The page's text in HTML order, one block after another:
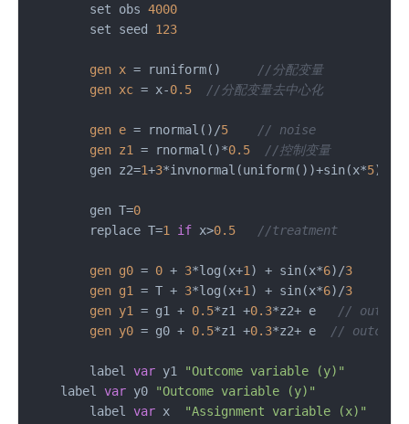
	set obs
4000
	set seed
123
gen x = runiform()
//分配变量
gen xc = x-0.5 //分配变量去中心化
gen e = rnormal()/5
// noise
gen z1 = rnormal()*0.5
//控制变量
	gen z2=
1+3*invnormal(uniform())+sin(x*5)/
	gen T=
0
	replace T=
1 if x>0.5 //treatment
gen g0 = 0 + 3*log(x+1 ) + sin(x*6)/3
gen g1 = T + 3*log(x+1 ) + sin(x*6)/3
gen y1 = g1 + 0.5*z1 +0.3*z2+ e
//
gen y0 = g0 + 0.5*z1 +0.3*z2+ e //
	label
var y1
"Outcome variable (y)"
    label
var y0
"Outcome variable (y)"
	label
var x
"Assignment variable (x)"